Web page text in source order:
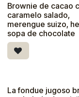
Brownie de cacao
caramelo salado,
merengue suizo,
sopa de chocolate
La fondue jugoso